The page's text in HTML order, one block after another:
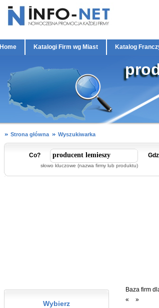
Home Katalogi Firm wg Miast Katalog
Strona główna Wyszukiwarka
Co?
słowo kluczowe (nazwa firmy lub produktu)
Wybierz
Baza firm
«
»